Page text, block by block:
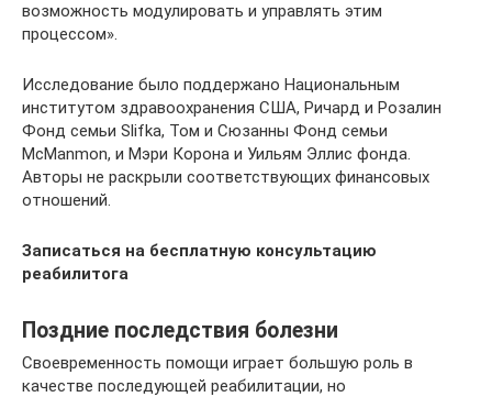
возможность модулировать и управлять этим
процессом».
Исследование было поддержано Национальным
институтом здравоохранения США, Ричард и Розалин
Фонд семьи Slifka, Том и Сюзанны Фонд семьи
McManmon, и Мэри Корона и Уильям Эллис фонда.
Авторы не раскрыли соответствующих финансовых
отношений.
Записаться на бесплатную консультацию
реабилитога
Поздние последствия болезни
Своевременность помощи играет большую роль в
качестве последующей реабилитации, но